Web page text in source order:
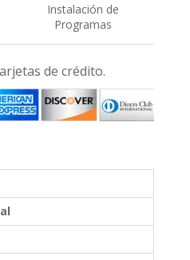
Instalación de
Programas
de crédito.